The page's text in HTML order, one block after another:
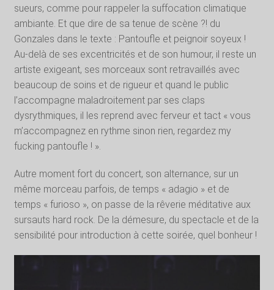
sueurs, comme pour rappeler la suffocation climatique
ambiante. Et que dire de sa tenue de scène ?! du
Gonzales dans le texte : Pantoufle et peignoir soyeux !
Au-delà de ses excentricités et de son humour, il reste un
artiste exigeant, ses morceaux sont retravaillés avec
beaucoup de soins et de rigueur et quand le public
l’accompagne maladroitement par ses claps
dysrythmiques, il les reprend avec ferveur et tact « vous
m’accompagnez en rythme sinon rien, regardez my
fucking pantoufle ! ».
Autre moment fort du concert, son alternance, sur un
même morceau parfois, de temps « adagio » et de
temps « furioso », on passe de la rêverie méditative aux
sursauts hard rock. De la démesure, du spectacle et de la
sensibilité pour introduction à cette soirée, quel bonheur !